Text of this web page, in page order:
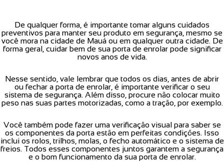
De qualquer forma, é importante tomar alguns cuidados
preventivos para manter seu produto em segurança, mesmo se
você mora na cidade de Mauá ou em qualquer outra cidade. De
forma geral, cuidar bem de sua porta de enrolar pode significar
novos anos de vida.
Nesse sentido, vale lembrar que todos os dias, antes de abrir
ou fechar a porta de enrolar, é importante verificar o seu
sistema de segurança. Além disso, procure não colocar muito
peso nas suas partes motorizadas, como a tração, por exemplo.
Você também pode fazer uma verificação visual para saber se
os componentes da porta estão em perfeitas condições. Isso
inclui os rolos, trilhos, molas, o fecho automático e o sistema de
freios. Todos esses componentes juntos garantem a segurança
e o bom funcionamento da sua porta de enrolar.